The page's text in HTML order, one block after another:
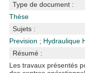
Type de document :
Thèse
Sujets :
Prevision ; Hydraulique
Résumé :
Les travaux présentés